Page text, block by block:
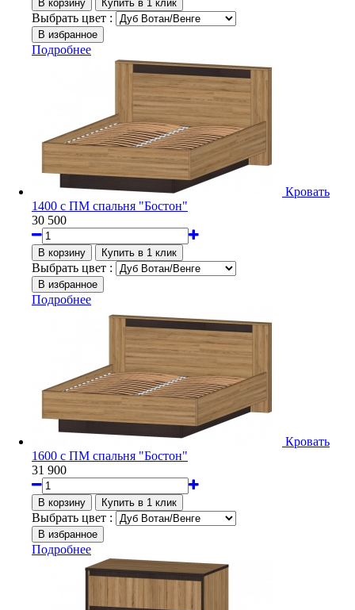
Выбрать цвет :
Подробнее
Кровать
1400 с ПМ спальня "Бостон"
30 500
Выбрать цвет :
Подробнее
Кровать
1600 с ПМ спальня "Бостон"
31 900
Выбрать цвет :
Подробнее